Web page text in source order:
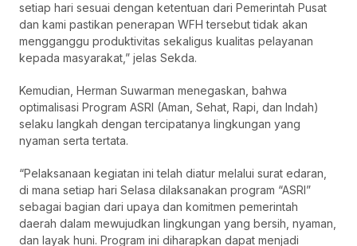
setiap hari sesuai dengan ketentuan dari Pemerintah Pusat
dan kami pastikan penerapan WFH tersebut tidak akan
mengganggu produktivitas sekaligus kualitas pelayanan
kepada masyarakat,” jelas Sekda.
Kemudian, Herman Suwarman menegaskan, bahwa
optimalisasi Program ASRI (Aman, Sehat, Rapi, dan Indah)
selaku langkah dengan tercipatanya lingkungan yang
nyaman serta tertata.
“Pelaksanaan kegiatan ini telah diatur melalui surat edaran,
di mana setiap hari Selasa dilaksanakan program “ASRI”
sebagai bagian dari upaya dan komitmen pemerintah
daerah dalam mewujudkan lingkungan yang bersih, nyaman,
dan layak huni. Program ini diharapkan dapat menjadi